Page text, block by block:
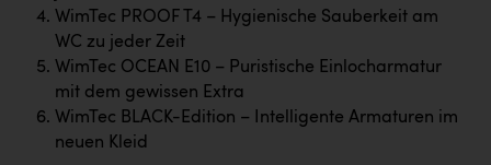
KEBA
KIWI Kinderwunsch Institut Dr. Loimer
KLIPP Frisör
Kleider Bauer
WimTec PROOF T4 – Hygienische Sauberkeit am
WC zu jeder Zeit
WimTec OCEAN E10 – Puristische Einlocharmatur
mit dem gewissen Extra
WimTec BLACK-Edition – Intelligente Armaturen im
neuen Kleid